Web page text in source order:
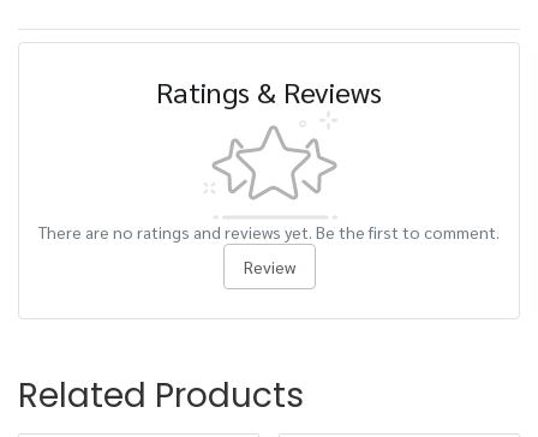
Ratings & Reviews
There are no ratings and reviews yet. Be the first to comment.
Review
Related Products